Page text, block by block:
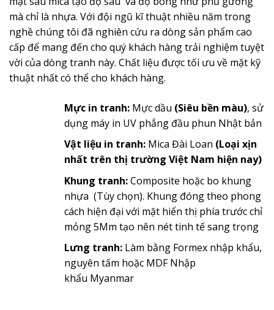
mà chỉ là nhựa. Với đội ngũ kĩ thuật nhiều năm trong
nghề chúng tôi đã nghiên cứu ra dòng sản phẩm cao
cấp để mang đến cho quý khách hàng trải nghiệm tuyệt
vời của dòng tranh này. Chất liệu được tối ưu về mặt kỹ
thuật nhất có thể cho khách hàng.
Mực in tranh:Mực dầu (Siêu bền màu), sử
dụng máy in UV phẳng đầu phun Nhật bản
Vật liệu in tranh:Mica Đài Loan (Loại xịn
nhất trên thị trường Việt Nam hiện nay)
Khung tranh:Composite hoặc bo khung
nhựa (Tùy chọn). Khung đóng theo phong
cách hiện đại với mặt hiển thị phía trước chỉ
mỏng 5Mm tạo nên nét tinh tế sang trọng
Lưng tranh:Làm bằng Formex nhập khẩu,
nguyên tấm hoặc MDF Nhập
khẩu Myanmar